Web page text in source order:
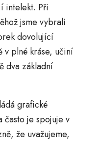
intelekt. Při
jsme vybrali
dovolující
v plné kráse, učiní
dva základní
grafické
často je spojuje v
že uvažujeme,